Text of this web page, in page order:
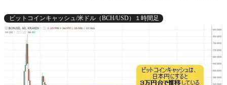
ビットコインキャッシュ/米ドル（BCH/USD）１時間足